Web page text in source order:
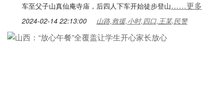
车至父子山真仙庵寺庙，后四人下车开始徒步登山……更多
2024-02-14 22:13:00 山路,救援,小时,四口,王某,民警